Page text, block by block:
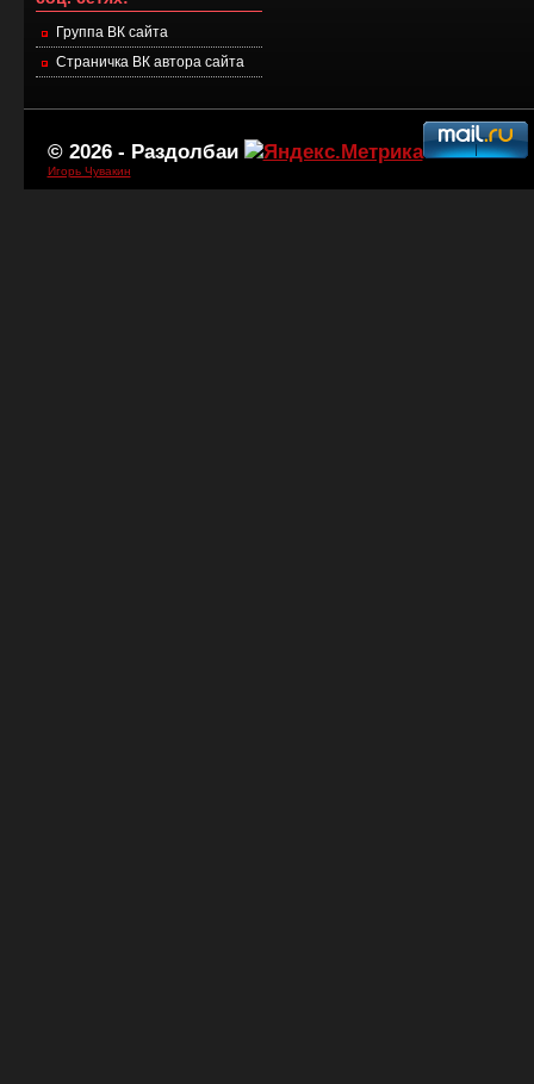
Группа ВК сайта
Страничка ВК автора сайта
© 2026 - Раздолбаи
Игорь Чувакин